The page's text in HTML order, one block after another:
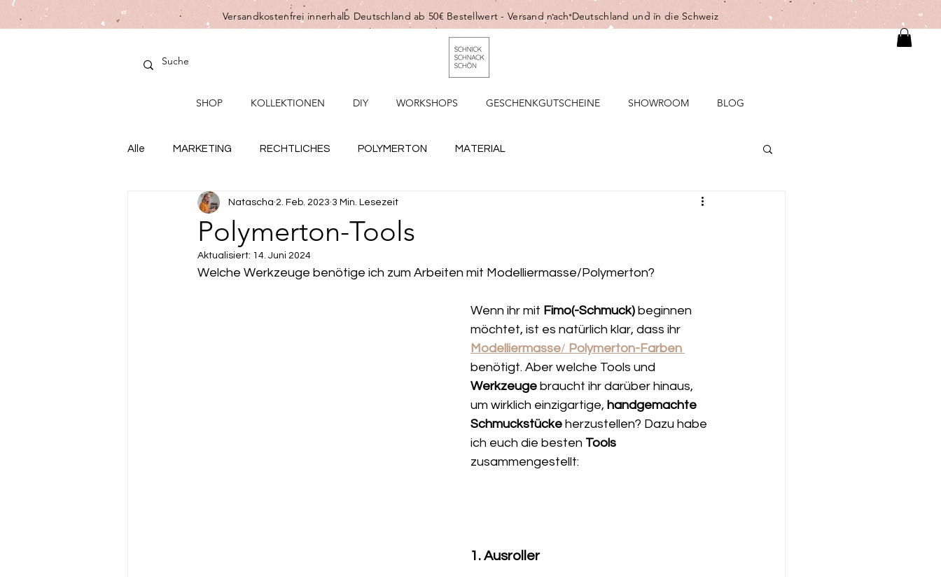
Versandkostenfrei innerhalb Deutschland ab 50€ Bestellwert -Versand nach Deutschland und in die Schweiz
SHOP KOLLEKTIONEN DIY WORKSHOPS GESCHENKGUTSCHEINE SHOWROOM BLOG
Alle MARKETING RECHTLICHES POLYMERTON MATERIAL
Polymerton-Tools
Natascha 2. Feb. 2023 3 Min. Lesezeit
Aktualisiert: 14. Juni 2024
Welche Werkzeuge benötige ich zum Arbeiten mit Modelliermasse/Polymerton?
Wenn ihr mit Fimo(-Schmuck) beginnen
möchtet, ist es natürlich klar, dass ihr
Modelliermasse/ Polymerton-Farben
benötigt. Aber welche Tools und
Werkzeuge braucht ihr darüber hinaus,
um wirklich einzigartige, handgemachte
Schmuckstücke herzustellen? Dazu habe
ich euch die besten Tools
zusammengestellt:
1. Ausroller